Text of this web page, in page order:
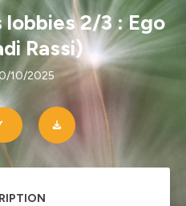
lobbies 2/3 : Ego
Rassi)
10/2025